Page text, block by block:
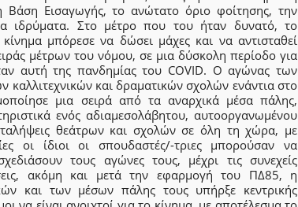
Βάση Εισαγωγής, το ανώτατο όριο φοίτησης, την
ιδρύματα. Στο μέτρο που του ήταν δυνατό, το
μπόρεσε να δώσει μάχες και να αντισταθεί
μέτρων του νόμου, σε μια δύσκολη περίοδο για
αυτή της πανδημίας του COVID. Ο αγώνας των
και δραματικών σχολών ενάντια στο
μια σειρά από τα αναρχικά μέσα πάλης,
ενός αδιαμεσολάβητου, αυτοοργανωμένου
θεάτρων και σχολών σε όλη τη χώρα, με
οι ίδιοι οι σπουδαστές/-τριες μπορούσαν να
τους αγώνες τους, μέχρι τις συνεχείς
ακόμη και μετά την εφαρμογή του ΠΔ85, η
και των μέσων πάλης τους υπήρξε κεντρικής